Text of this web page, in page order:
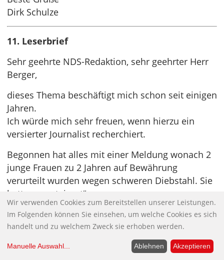
Dirk Schulze
11. Leserbrief
Sehr geehrte NDS-Redaktion, sehr geehrter Herr
Berger,
dieses Thema beschäftigt mich schon seit einigen
Jahren.
Ich würde mich sehr freuen, wenn hierzu ein
versierter Journalist recherchiert.
Begonnen hat alles mit einer Meldung wonach 2
junge Frauen zu 2 Jahren auf Bewährung
verurteilt wurden wegen schweren Diebstahl. Sie
hatten „containert“
Meiner Überzeugung nach hatten die nicht den
Supermarkt bestohlen sondern den Betreiber
einer Biogasanlage. Wie komme ich darauf?
Ich beobachte hier, dass diese Container
Wir verwenden Cookies zum Bereitstellen unserer Leistungen.
Im Folgenden können Sie einsehen, um welche Cookies es sich
handelt und zu welchem Zweck sie erhoben werden.
Manuelle Auswahl... Ablehnen Akzeptieren